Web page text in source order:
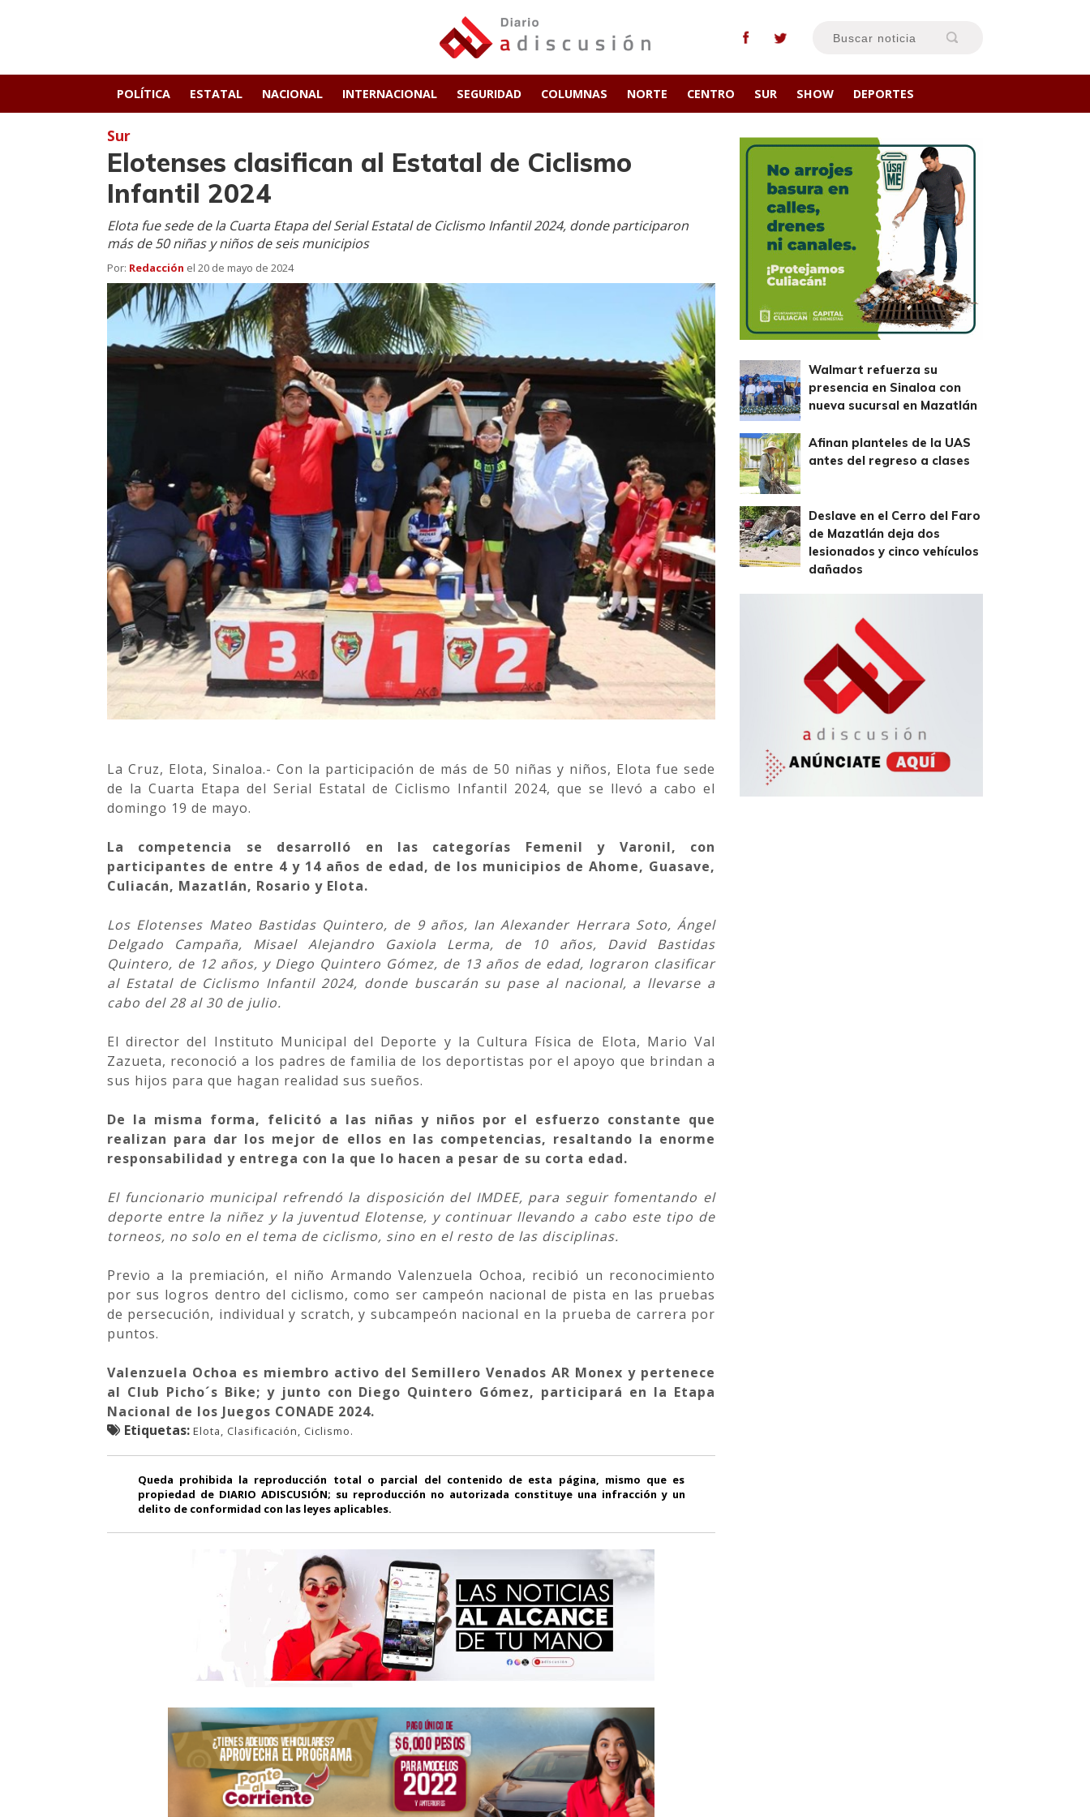
POLÍTICA ESTATAL NACIONAL INTERNACIONAL SEGURIDAD COLUMNAS NORTE CENTRO SUR SHOW DEPORTES
Sur
Elotenses clasifican al Estatal de Ciclismo
Infantil 2024
Elota fue sede de la Cuarta Etapa del Serial Estatal de Ciclismo Infantil 2024, donde participaron
más de 50 niñas y niños de seis municipios
Por: Redacción el 20 de mayo de 2024
La Cruz, Elota, Sinaloa.- Con la participación de más de 50 niñas y niños, Elota fue sede
de la Cuarta Etapa del Serial Estatal de Ciclismo Infantil 2024, que se llevó a cabo el
domingo 19 de mayo.
La competencia se desarrolló en las categorías Femenil y Varonil, con
participantes de entre 4 y 14 años de edad, de los municipios de Ahome, Guasave,
Culiacán, Mazatlán, Rosario y Elota.
Los Elotenses Mateo Bastidas Quintero, de 9 años, Ian Alexander Herrara Soto, Ángel
Delgado Campaña, Misael Alejandro Gaxiola Lerma, de 10 años, David Bastidas
Quintero, de 12 años, y Diego Quintero Gómez, de 13 años de edad, lograron clasificar
al Estatal de Ciclismo Infantil 2024, donde buscarán su pase al nacional, a llevarse a
cabo del 28 al 30 de julio.
El director del Instituto Municipal del Deporte y la Cultura Física de Elota, Mario Val
Zazueta, reconoció a los padres de familia de los deportistas por el apoyo que brindan a
sus hijos para que hagan realidad sus sueños.
De la misma forma, felicitó a las niñas y niños por el esfuerzo constante que
realizan para dar los mejor de ellos en las competencias, resaltando la enorme
responsabilidad y entrega con la que lo hacen a pesar de su corta edad.
El funcionario municipal refrendó la disposición del IMDEE, para seguir fomentando el
deporte entre la niñez y la juventud Elotense, y continuar llevando a cabo este tipo de
torneos, no solo en el tema de ciclismo, sino en el resto de las disciplinas.
Previo a la premiación, el niño Armando Valenzuela Ochoa, recibió un reconocimiento
por sus logros dentro del ciclismo, como ser campeón nacional de pista en las pruebas
de persecución, individual y scratch, y subcampeón nacional en la prueba de carrera por
puntos.
Valenzuela Ochoa es miembro activo del Semillero Venados AR Monex y pertenece
al Club Picho´s Bike; y junto con Diego Quintero Gómez, participará en la Etapa
Nacional de los Juegos CONADE 2024.
Etiquetas: Elota, Clasificación, Ciclismo.
Queda prohibida la reproducción total o parcial del contenido de esta página, mismo que es
propiedad de DIARIO ADISCUSIÓN; su reproducción no autorizada constituye una infracción y un
delito de conformidad con las leyes aplicables.
Walmart refuerza su
presencia en Sinaloa con
nueva sucursal en Mazatlán
Afinan planteles de la UAS
antes del regreso a clases
Deslave en el Cerro del Faro
de Mazatlán deja dos
lesionados y cinco vehículos
dañados